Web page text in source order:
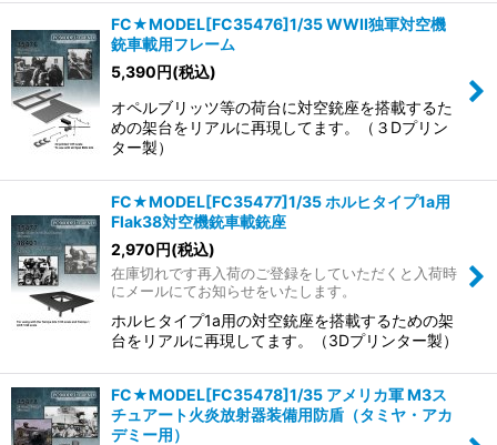
FC★MODEL[FC35476]1/35 WWII独軍対空機
銃車載用フレーム
5,390円(税込)
オペルブリッツ等の荷台に対空銃座を搭載するた
めの架台をリアルに再現してます。（３Dプリン
ター製）
FC★MODEL[FC35477]1/35 ホルヒタイプ1a用
Flak38対空機銃車載銃座
2,970円(税込)
在庫切れです再入荷のご登録をしていただくと入荷時
にメールにてお知らせをいたします。
ホルヒタイプ1a用の対空銃座を搭載するための架
台をリアルに再現してます。（3Dプリンター製）
FC★MODEL[FC35478]1/35 アメリカ軍 M3ス
チュアート火炎放射器装備用防盾（タミヤ・アカ
デミー用）